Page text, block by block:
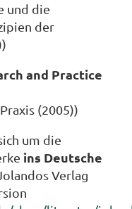
und die
der
and Practice
(2005))
um die
ins Deutsche
Verlag